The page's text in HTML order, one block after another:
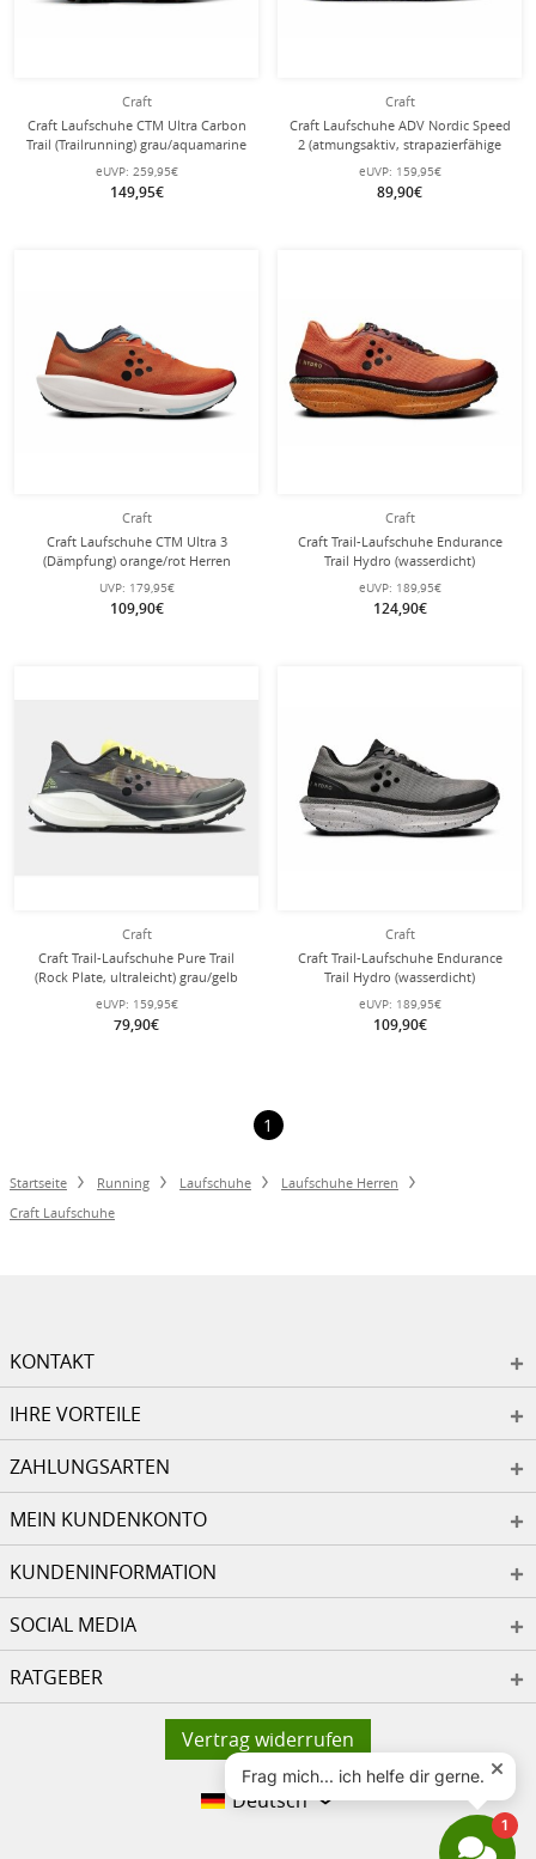
Craft
Craft Laufschuhe CTM Ultra Carbon
Trail (Trailrunning) grau/aquamarine
Herren
eUVP: 259,95€
149,95€
Craft
Craft Laufschuhe ADV Nordic Speed
2 (atmungsaktiv, strapazierfähige
Sohle) violett/grau Herren
eUVP: 159,95€
89,90€
Craft
Craft Laufschuhe CTM Ultra 3
(Dämpfung) orange/rot Herren
UVP: 179,95€
109,90€
Craft
Craft Trail-Laufschuhe Endurance
Trail Hydro (wasserdicht)
orange/dunkelrot Herren
eUVP: 189,95€
124,90€
Craft
Craft Trail-Laufschuhe Pure Trail
(Rock Plate, ultraleicht) grau/gelb
Herren
eUVP: 159,95€
79,90€
Craft
Craft Trail-Laufschuhe Endurance
Trail Hydro (wasserdicht)
schwarz/weiss Herren
eUVP: 189,95€
109,90€
1
Startseite Running Laufschuhe
Laufschuhe Herren
Craft Laufschuhe
KONTAKT
IHRE VORTEILE
ZAHLUNGSARTEN
MEIN KUNDENKONTO
KUNDENINFORMATION
SOCIAL MEDIA
RATGEBER
Vertrag widerrufen
Deutsch